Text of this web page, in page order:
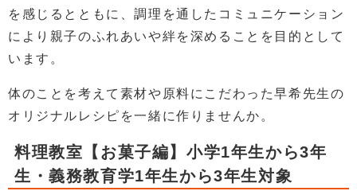
を感じるとともに、調理を通したコミュニケーション
により親子のふれあいや絆を深めることを目的として
います。
体のことを考えて素材や原料にこだわった早希先生の
オリジナルレシピを一緒に作りませんか。
料理教室【お菓子編】小学1年生から3年
生・義務教育学1年生から3年生対象